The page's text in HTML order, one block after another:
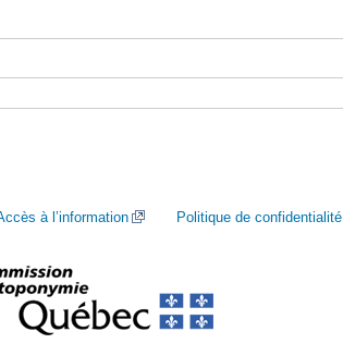
à l’information Politique de confidentialité